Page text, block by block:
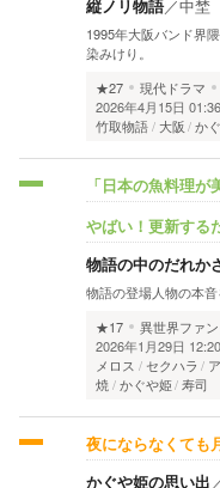
縦ノリ物語／中埜
1995年大阪バンド界
染みけり。
★27
現代ドラマ
2026年4月15日
竹取物語 大阪 か
「日本の魚料理が
やばい！更新する
物語の中のだれか
物語の登場人物の本
★17
異世界ファ
2026年1月29日
メロス
セクハラ
焼 かぐや姫 寿司
夜にならなくても
かぐや姫の思い出